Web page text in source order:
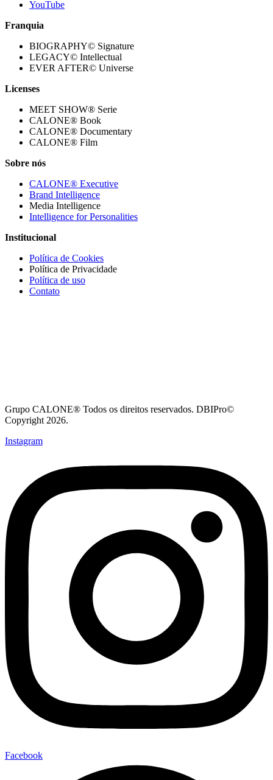
YouTube
Franquia
BIOGRAPHY© Signature
LEGACY© Intellectual
EVER AFTER© Universe
Licenses
MEET SHOW® Serie
CALONE® Book
CALONE® Documentary
CALONE® Film
Sobre nós
CALONE® Executive
Brand Intelligence
Media Intelligence
Intelligence for Personalities
Institucional
Política de Cookies
Política de Privacidade
Política de uso
Contato
Grupo CALONE® Todos os direitos reservados. DBIPro©
Copyright 2026.
Instagram
Facebook